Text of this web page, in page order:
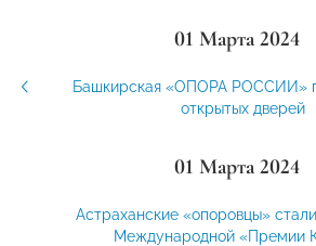
01 Марта 2024
Башкирская «ОПОРА РОССИИ»
открытых дверей
01 Марта 2024
Астраханские «опоровцы»
Международной «Премии